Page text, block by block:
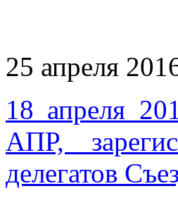
25 апреля
18 апреля
АПР,
делегатов